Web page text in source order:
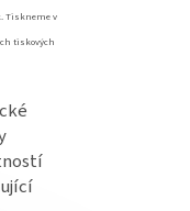
Tiskneme v
tiskových